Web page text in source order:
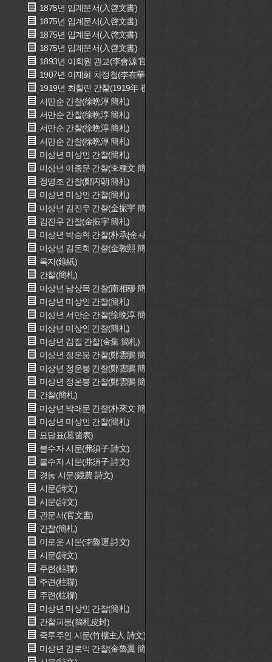
1875년 입계문서(入啓文書)
1875년 입계문서(入啓文書)
1875년 입계문서(入啓文書)
1875년 입계문서(入啓文書)
1893년 이회원 관교(李會源 官敎)
1907년 이재화 차정첩(李在華 差定帖)
1919년 최칠린 간찰(1919年 崔七隣 簡札)
서만순 간찰(徐晩淳 簡札)
서만순 간찰(徐晩淳 簡札)
서만순 간찰(徐晩淳 簡札)
서만순 간찰(徐晩淳 簡札)
미상년 미상인 간찰(簡札)
미상년 이종문 간찰(李種文 簡札)
정병조 간찰(鄭丙朝 簡札)
미상년 미상인 간찰(簡札)
미상년 김진우 간찰(金振宇 簡札)
김진우 간찰(金振宇 簡札)
미상년 박승혁 간찰(朴承{金+赫} 簡札)
미상년 김돈희 간찰(金敦熙 簡札)
록지(錄紙)
간찰(簡札)
미상년 남상목 간찰(南相穆 簡札)
미상년 미상인 간찰(簡札)
미상년 서만순 간찰(徐晩淳 簡札)
미상년 미상인 간찰(簡札)
미상년 김집 간찰(金集 簡札)
미상년 정운붕 간찰(鄭雲鵬 簡札)
미상년 정운붕 간찰(鄭雲鵬 簡札)
미상년 정운붕 간찰(鄭雲鵬 簡札)
간찰(簡札)
미상년 박래문 간찰(朴來文 簡札)
미상년 미상인 간찰(簡札)
묘답표(墓畓表)
불수자 시문(弗須子 詩文)
불수자 시문(弗須子 詩文)
경농 시문(鏡農 詩文)
시문(詩文)
시문(詩文)
관문서(官文書)
간찰(簡札)
이로운 시문(李魯運 詩文)
시문(詩文)
주련(柱聯)
주련(柱聯)
주련(柱聯)
미상년 미상인 간찰(簡札)
간찰피봉(簡札皮封)
죽루주인 시문(竹樓主人 詩文)
미상년 김로익 간찰(金魯翼 簡札)